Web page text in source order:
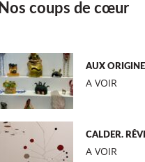
Nos coups de cœur
AUX
A VOIR
CALDER.
A VOIR